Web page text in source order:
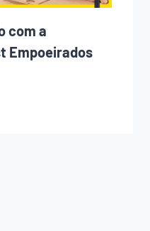
com a
Empoeirados